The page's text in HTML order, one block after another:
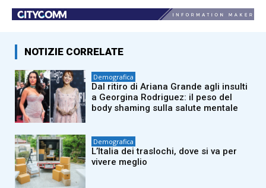
NOTIZIE CORRELATE
Demografica
Dal ritiro di Ariana Grande agli insulti
a Georgina Rodriguez: il peso del
body shaming sulla salute mentale
Demografica
L’Italia dei traslochi, dove si va per
vivere meglio